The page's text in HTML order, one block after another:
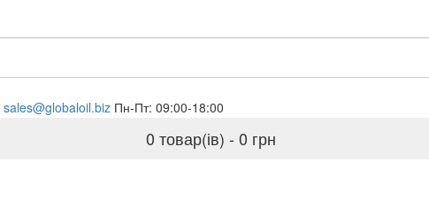
sales@globaloil.biz Пн-Пт: 09:00-18:00
0 товар(ів) - 0 грн